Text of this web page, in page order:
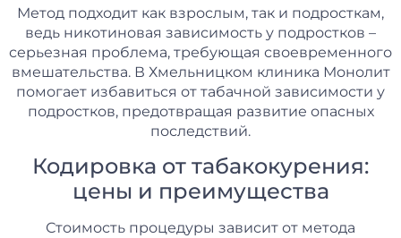
Метод подходит как взрослым, так и подросткам,
ведь никотиновая зависимость у подростков –
серьезная проблема, требующая своевременного
вмешательства. В Хмельницком клиника Монолит
помогает избавиться от табачной зависимости у
подростков, предотвращая развитие опасных
последствий.
Кодировка от табакокурения:
цены и преимущества
Стоимость процедуры зависит от метода